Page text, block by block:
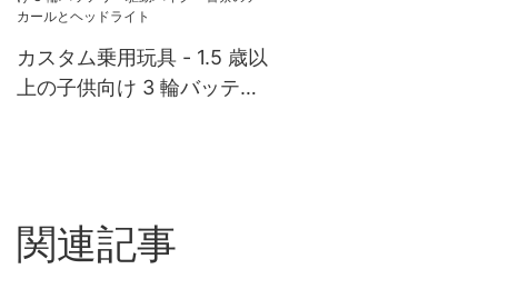
カスタム乗用玩具 - 1.5 歳以
上の子供向け 3 輪バッテリ
関連記事